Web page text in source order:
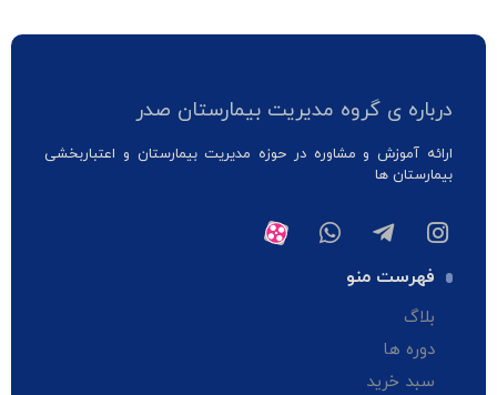
درباره ی گروه مدیریت بیمارستان صدر
ارائه آموزش و مشاوره در حوزه مدیریت بیمارستان و اعتباربخشی
بیمارستان ها
فهرست منو
بلاگ
دوره ها
سبد خرید